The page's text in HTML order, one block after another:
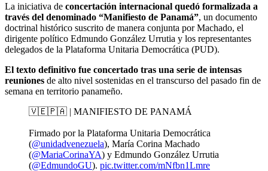
La iniciativa de concertación internacional quedó formalizada a
través del denominado “Manifiesto de Panamá”, un documento
doctrinal histórico suscrito de manera conjunta por Machado, el
dirigente político Edmundo González Urrutia y los representantes
delegados de la Plataforma Unitaria Democrática (PUD).
El texto definitivo fue concertado tras una serie de intensas
reuniones de alto nivel sostenidas en el transcurso del pasado fin de
semana en territorio panameño.
🇻🇪🇵🇦 | MANIFIESTO DE PANAMÁ
Firmado por la Plataforma Unitaria Democrática
(@unidadvenezuela), María Corina Machado
(@MariaCorinaYA) y Edmundo González Urrutia
(@EdmundoGU). pic.twitter.com/mNfbn1Lmre